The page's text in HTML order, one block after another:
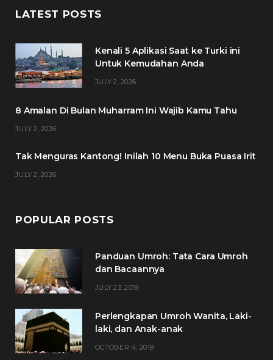
c
b
t
a
e
LATEST POSTS
Kenali 5 Aplikasi Saat ke Turki ini
Untuk Kemudahan Anda
JULY 2, 2026
8 Amalan Di Bulan Muharram Ini Wajib Kamu Tahu
JULY 2, 2026
Tak Menguras Kantong! Inilah 10 Menu Buka Puasa Irit
JULY 2, 2026
POPULAR POSTS
Panduan Umroh: Tata Cara Umroh
dan Bacaannya
JULY 23, 2019
Perlengkapan Umroh Wanita, Laki-
laki, dan Anak-anak
OCTOBER 4, 2019